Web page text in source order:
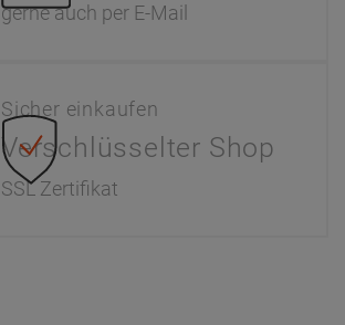
gerne auch per E-Mail
Sicher einkaufen
Verschlüsselter Shop
SSL Zertifikat